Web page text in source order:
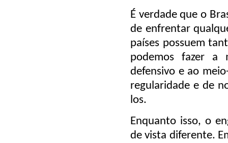
É verdade que o
de enfrentar
países possuem
podemos fazer a
defensivo e ao
regularidade e de
los.
Enquanto isso, o
de vista diferente.